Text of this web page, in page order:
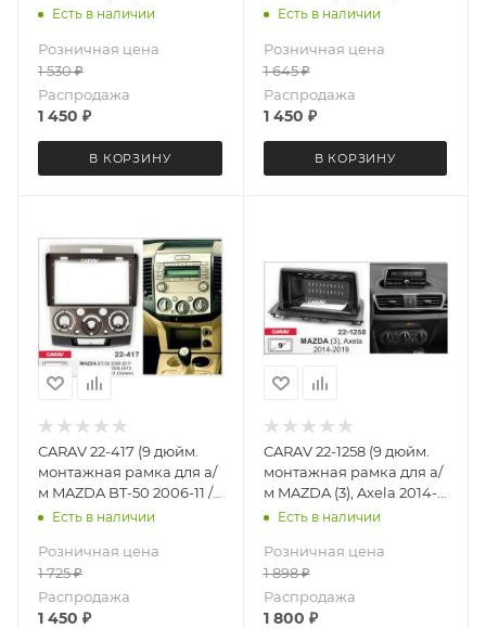
Protege 1999-2003
(кондиционер)
Есть в наличии
Розничная цена
1 530₽
Распродажа
1 450 ₽
В КОРЗИНУ
Есть в наличии
Розничная цена
1 645₽
Распродажа
1 450 ₽
В КОРЗИНУ
CARAV 22-417 (9 дюйм.
монтажная рамка для а/
м MAZDA BT-50 2006-11 /
FORD Ranger 2006-10,
Есть в наличии
Розничная цена
1 725₽
Распродажа
1 450 ₽
CARAV 22-1258 (9 дюйм.
монтажная рамка для а/
м MAZDA (3), Axela 2014-
19 Есть в наличии
Розничная цена
1 898₽
Распродажа
1 800 ₽